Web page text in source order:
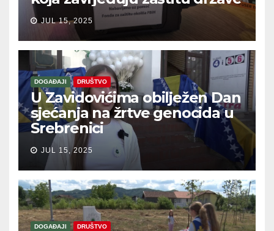
JUL 15, 2025
DOGAĐAJI DRUŠTVO
U Zavidovićima obilježen Dan
sjećanja na žrtve genocida u
Srebrenici
JUL 15, 2025
DOGAĐAJI DRUŠTVO